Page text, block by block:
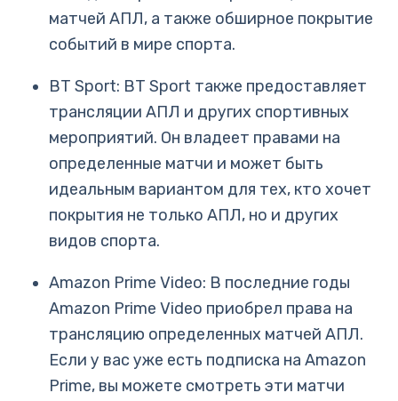
матчей АПЛ, а также обширное покрытие
событий в мире спорта.
BT Sport: BT Sport также предоставляет
трансляции АПЛ и других спортивных
мероприятий. Он владеет правами на
определенные матчи и может быть
идеальным вариантом для тех, кто хочет
покрытия не только АПЛ, но и других
видов спорта.
Amazon Prime Video: В последние годы
Amazon Prime Video приобрел права на
трансляцию определенных матчей АПЛ.
Если у вас уже есть подписка на Amazon
Prime, вы можете смотреть эти матчи